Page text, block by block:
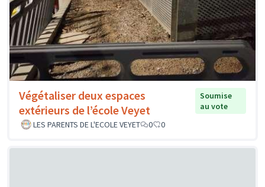
Végétaliser deux espaces
extérieurs de l’école Veyet
Soumise
au vote
LES PARENTS DE L'ECOLE VEYET
0 0